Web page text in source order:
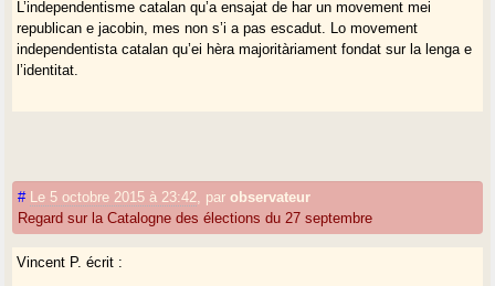
L’independentisme catalan qu’a ensajat de har un movement mei
republican e jacobin, mes non s’i a pas escadut. Lo movement
independentista catalan qu’ei hèra majoritàriament fondat sur la lenga e
l’identitat.
# Le 5 octobre 2015 à 23:42, parobservateur
Regard sur la Catalogne des élections du 27 septembre
Vincent P. écrit :